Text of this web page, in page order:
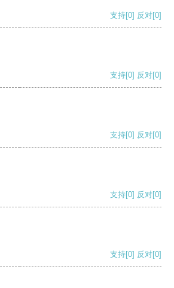
支持[0] 反对[0]
支持[0] 反对[0]
支持[0] 反对[0]
支持[0] 反对[0]
支持[0] 反对[0]